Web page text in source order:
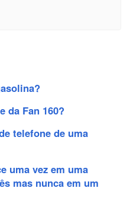
da Fan 160?
telefone de uma
uma vez em uma
mas nunca em um